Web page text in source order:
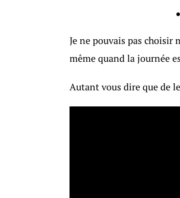
Je ne pouvais pas
même quand la journée
Autant vous dire que de